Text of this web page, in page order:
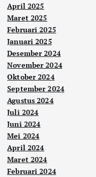
April 2025
Maret 2025
Februari 2025
Januari 2025
Desember 2024
November 2024
Oktober 2024
September 2024
Agustus 2024
Juli 2024
Juni 2024
Mei 2024
April 2024
Maret 2024
Februari 2024